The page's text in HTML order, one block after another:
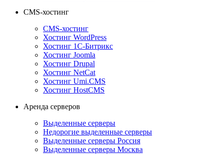
CMS-хостинг
CMS-хостинг
Хостинг WordPress
Хостинг 1С-Битрикс
Хостинг Joomla
Хостинг Drupal
Хостинг NetCat
Хостинг Umi.CMS
Хостинг HostCMS
Аренда серверов
Выделенные серверы
Недорогие выделенные серверы
Выделенные серверы Россия
Выделенные серверы Москва